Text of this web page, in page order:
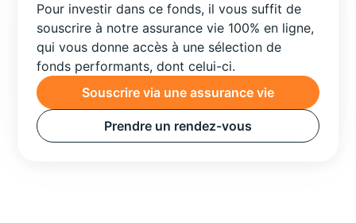
Pour investir dans ce fonds, il vous suffit de
souscrire à notre assurance vie 100% en ligne,
qui vous donne accès à une sélection de
fonds performants, dont celui-ci.
Souscrire via une assurance vie
Prendre un rendez-vous